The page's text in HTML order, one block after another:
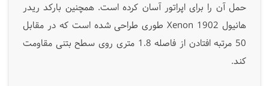
حمل آن را برای اپراتور آسان کرده است. همچنین بارکد ریدر
هانیول Xenon 1902 طوری طراحی شده است که در مقابل
50 مرتبه افتادن از فاصله 1.8 متری روی سطح بتنی مقاومت
کند.